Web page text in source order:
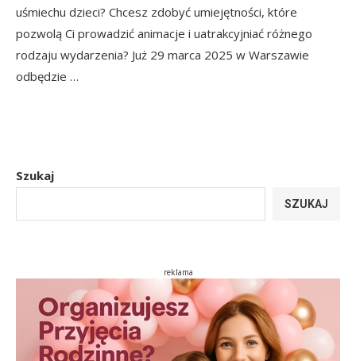
uśmiechu dzieci? Chcesz zdobyć umiejętności, które
pozwolą Ci prowadzić animacje i uatrakcyjniać różnego
rodzaju wydarzenia? Już 29 marca 2025 w Warszawie
odbędzie …
Szukaj
SZUKAJ
reklama